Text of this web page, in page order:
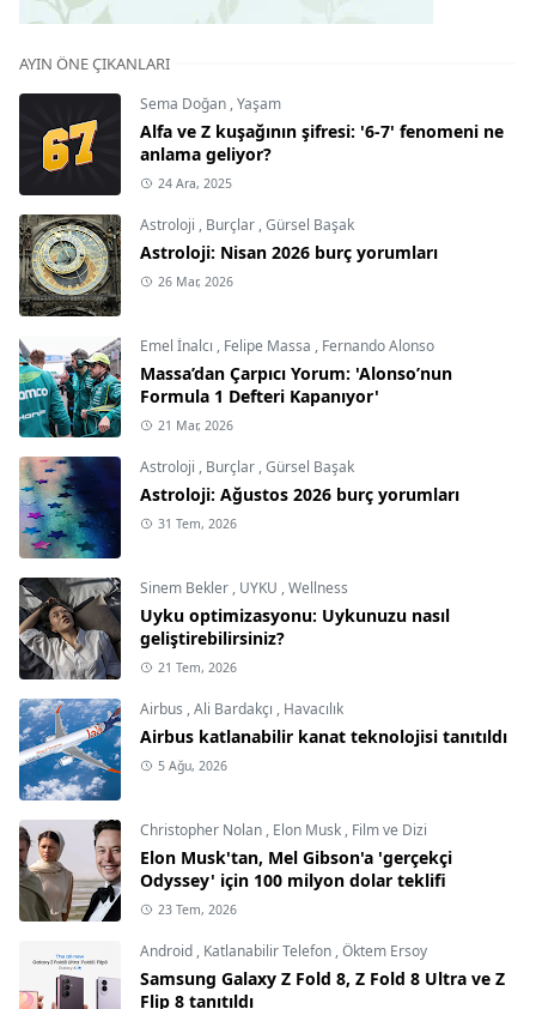
AYIN ÖNE ÇIKANLARI
Sema Doğan ,Yaşam
Alfa ve Z kuşağının şifresi: '6-7' fenomeni ne
anlama geliyor?
24 Ara, 2025
Astroloji , Burçlar ,Gürsel Başak
Astroloji: Nisan 2026 burç yorumları
26 Mar, 2026
Emel İnalcı , Felipe Massa , Fernando Alonso
Massa’dan Çarpıcı Yorum: 'Alonso’nun
Formula 1 Defteri Kapanıyor'
21 Mar, 2026
Astroloji , Burçlar ,Gürsel Başak
Astroloji: Ağustos 2026 burç yorumları
31 Tem, 2026
Sinem Bekler , UYKU ,Wellness
Uyku optimizasyonu: Uykunuzu nasıl
geliştirebilirsiniz?
21 Tem, 2026
Airbus ,Ali Bardakçı , Havacılık
Airbus katlanabilir kanat teknolojisi tanıtıldı
5 Ağu, 2026
Christopher Nolan , Elon Musk , Film ve Dizi
Elon Musk'tan, Mel Gibson'a 'gerçekçi
Odyssey' için 100 milyon dolar teklifi
23 Tem, 2026
Android , Katlanabilir Telefon ,Öktem Ersoy
Samsung Galaxy Z Fold 8, Z Fold 8 Ultra ve Z
Flip 8 tanıtıldı